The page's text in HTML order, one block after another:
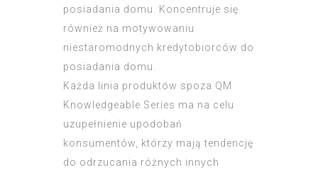
posiadania domu. Koncentruje się
również na motywowaniu
niestaromodnych kredytobiorców do
posiadania domu.
Każda linia produktów spoza QM
Knowledgeable Series ma na celu
uzupełnienie upodobań
konsumentów, którzy mają tendencję
do odrzucania różnych innych